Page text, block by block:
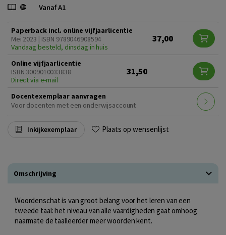
Paperback incl. online vijfjaarlicentie
Mei 2023 | ISBN 9789046908594
Vandaag besteld, dinsdag in huis
37,00
Online vijfjaarlicentie
ISBN 3009010033838
Direct via e-mail
31,50
Docentexemplaar aanvragen
Voor docenten met een onderwijsaccount
Inkijkexemplaar Plaats op wensenlijst
Omschrijving
Woordenschat is van groot belang voor het leren van een
tweede taal: het niveau van alle vaardigheden gaat omhoog
naarmate de taalleerder meer woorden kent.